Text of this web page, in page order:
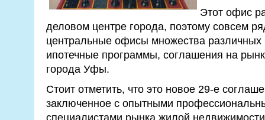
Этот офис
деловом центре города, поэтому совсем
центральные офисы множества
ипотечные программы, соглашения на
города Уфы.
Стоит отметить, что это новое 29-е
заключенное с опытными
специалистами рынка жилой